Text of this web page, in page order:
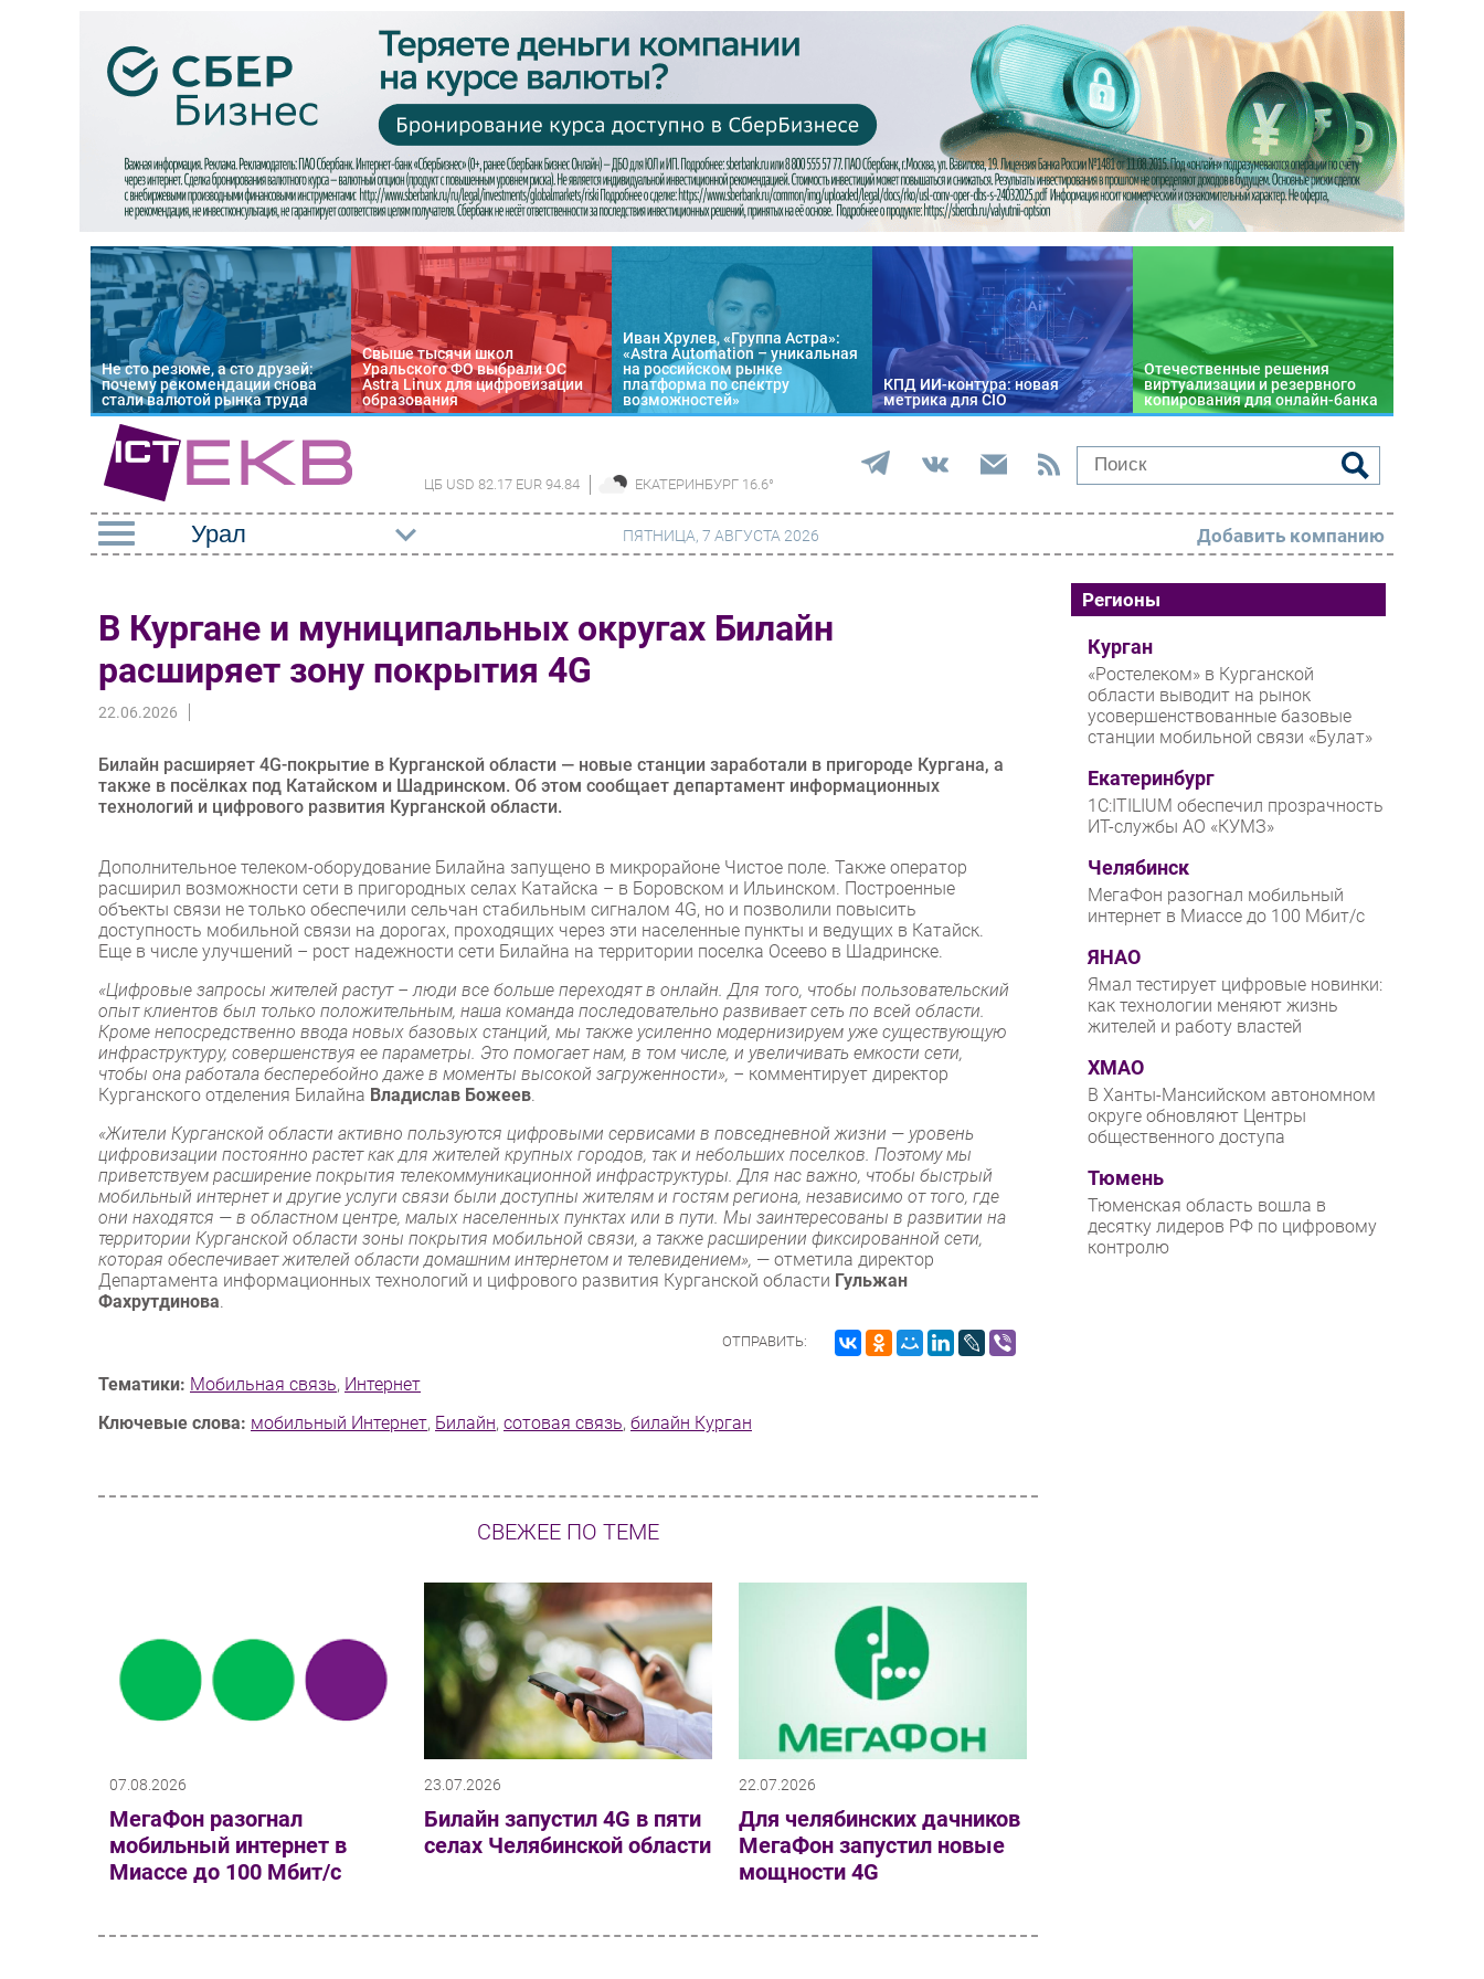
Не сто резюме, а сто друзей:
почему рекомендации снова
стали валютой рынка труда
Свыше тысячи школ
Уральского ФО выбрали ОС
Astra Linux для цифровизации
образования
Иван Хрулев, «Группа Астра»:
«Astra Automation – уникальная
на российском рынке
платформа по спектру
возможностей»
КПД ИИ-контура: новая
метрика для CIO
Отечественные решения
виртуализации и резервного
копирования для онлайн-банка
ЦБ USD 82.17 EUR 94.84 ЕКАТЕРИНБУРГ 16.6°
Импорто­замещение
Автоматизация
Промышленности
Мобильная связь
Фиксированная связь
Рынок ПК
Маркетинг
Торговые сети
ПО
Outsourcing
Регулирование
Финансы
Инновации
CIO/Управление ИТ
Здоровье
РАЗДЕЛЫ
Новости
Аналитика
Интервью
Проекты
IT класс
Тестовый стенд
Каталог компаний
ПЯТНИЦА, 7 АВГУСТА 2026 Добавить компанию
В Кургане и муниципальных округах Билайн
расширяет зону покрытия 4G
22.06.2026
Билайн расширяет 4G-покрытие в Курганской области — новые станции заработали в пригороде Кургана, а
также в посёлках под Катайском и Шадринском. Об этом сообщает департамент информационных
технологий и цифрового развития Курганской области.
Дополнительное телеком-оборудование Билайна запущено в микрорайоне Чистое поле. Также оператор
расширил возможности сети в пригородных селах Катайска – в Боровском и Ильинском. Построенные
объекты связи не только обеспечили сельчан стабильным сигналом 4G, но и позволили повысить
доступность мобильной связи на дорогах, проходящих через эти населенные пункты и ведущих в Катайск.
Еще в числе улучшений – рост надежности сети Билайна на территории поселка Осеево в Шадринске.
«Цифровые запросы жителей растут – люди все больше переходят в онлайн. Для того, чтобы пользовательский
опыт клиентов был только положительным, наша команда последовательно развивает сеть по всей области.
Кроме непосредственно ввода новых базовых станций, мы также усиленно модернизируем уже существующую
инфраструктуру, совершенствуя ее параметры. Это помогает нам, в том числе, и увеличивать емкости сети,
чтобы она работала бесперебойно даже в моменты высокой загруженности», – комментирует директор
Курганского отделения Билайна Владислав Божеев.
«Жители Курганской области активно пользуются цифровыми сервисами в повседневной жизни — уровень
цифровизации постоянно растет как для жителей крупных городов, так и небольших поселков. Поэтому мы
приветствуем расширение покрытия телекоммуникационной инфраструктуры. Для нас важно, чтобы быстрый
мобильный интернет и другие услуги связи были доступны жителям и гостям региона, независимо от того, где
они находятся — в областном центре, малых населенных пунктах или в пути. Мы заинтересованы в развитии на
территории Курганской области зоны покрытия мобильной связи, а также расширении фиксированной сети,
которая обеспечивает жителей области домашним интернетом и телевидением», — отметила директор
Департамента информационных технологий и цифрового развития Курганской области Гульжан
Фахрутдинова.
ОТПРАВИТЬ:
Тематики: Мобильная связь, Интернет
Ключевые слова: мобильный Интернет, Билайн, сотовая связь, билайн Курган
СВЕЖЕЕ ПО ТЕМЕ
07.08.2026
МегаФон разогнал
мобильный интернет в
Миассе до 100 Мбит/с
23.07.2026
Билайн запустил 4G в пяти
селах Челябинской области
22.07.2026
Для челябинских дачников
МегаФон запустил новые
мощности 4G
Регионы
Курган
«Ростелеком» в Курганской
области выводит на рынок
усовершенствованные базовые
станции мобильной связи «Булат»
Екатеринбург
1С:ITILIUM обеспечил прозрачность
ИТ-службы АО «КУМЗ»
Челябинск
МегаФон разогнал мобильный
интернет в Миассе до 100 Мбит/с
ЯНАО
Ямал тестирует цифровые новинки:
как технологии меняют жизнь
жителей и работу властей
ХМАО
В Ханты-Мансийском автономном
округе обновляют Центры
общественного доступа
Тюмень
Тюменская область вошла в
десятку лидеров РФ по цифровому
контролю